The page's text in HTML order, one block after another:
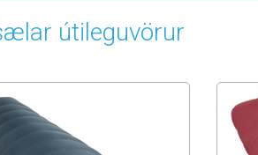
útileguvörur